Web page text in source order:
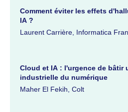
Comment éviter les effets
IA ?
Laurent Carrière, Informatica
Cloud et IA : l'urgence de bâtir
industrielle du numérique
Maher El Fekih, Colt